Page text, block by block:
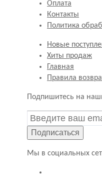
Оплата
Контакты
Политика
Новые
Хиты продаж
Главная
Правила
Подпишитесь на
Подписаться
Мы в социальных